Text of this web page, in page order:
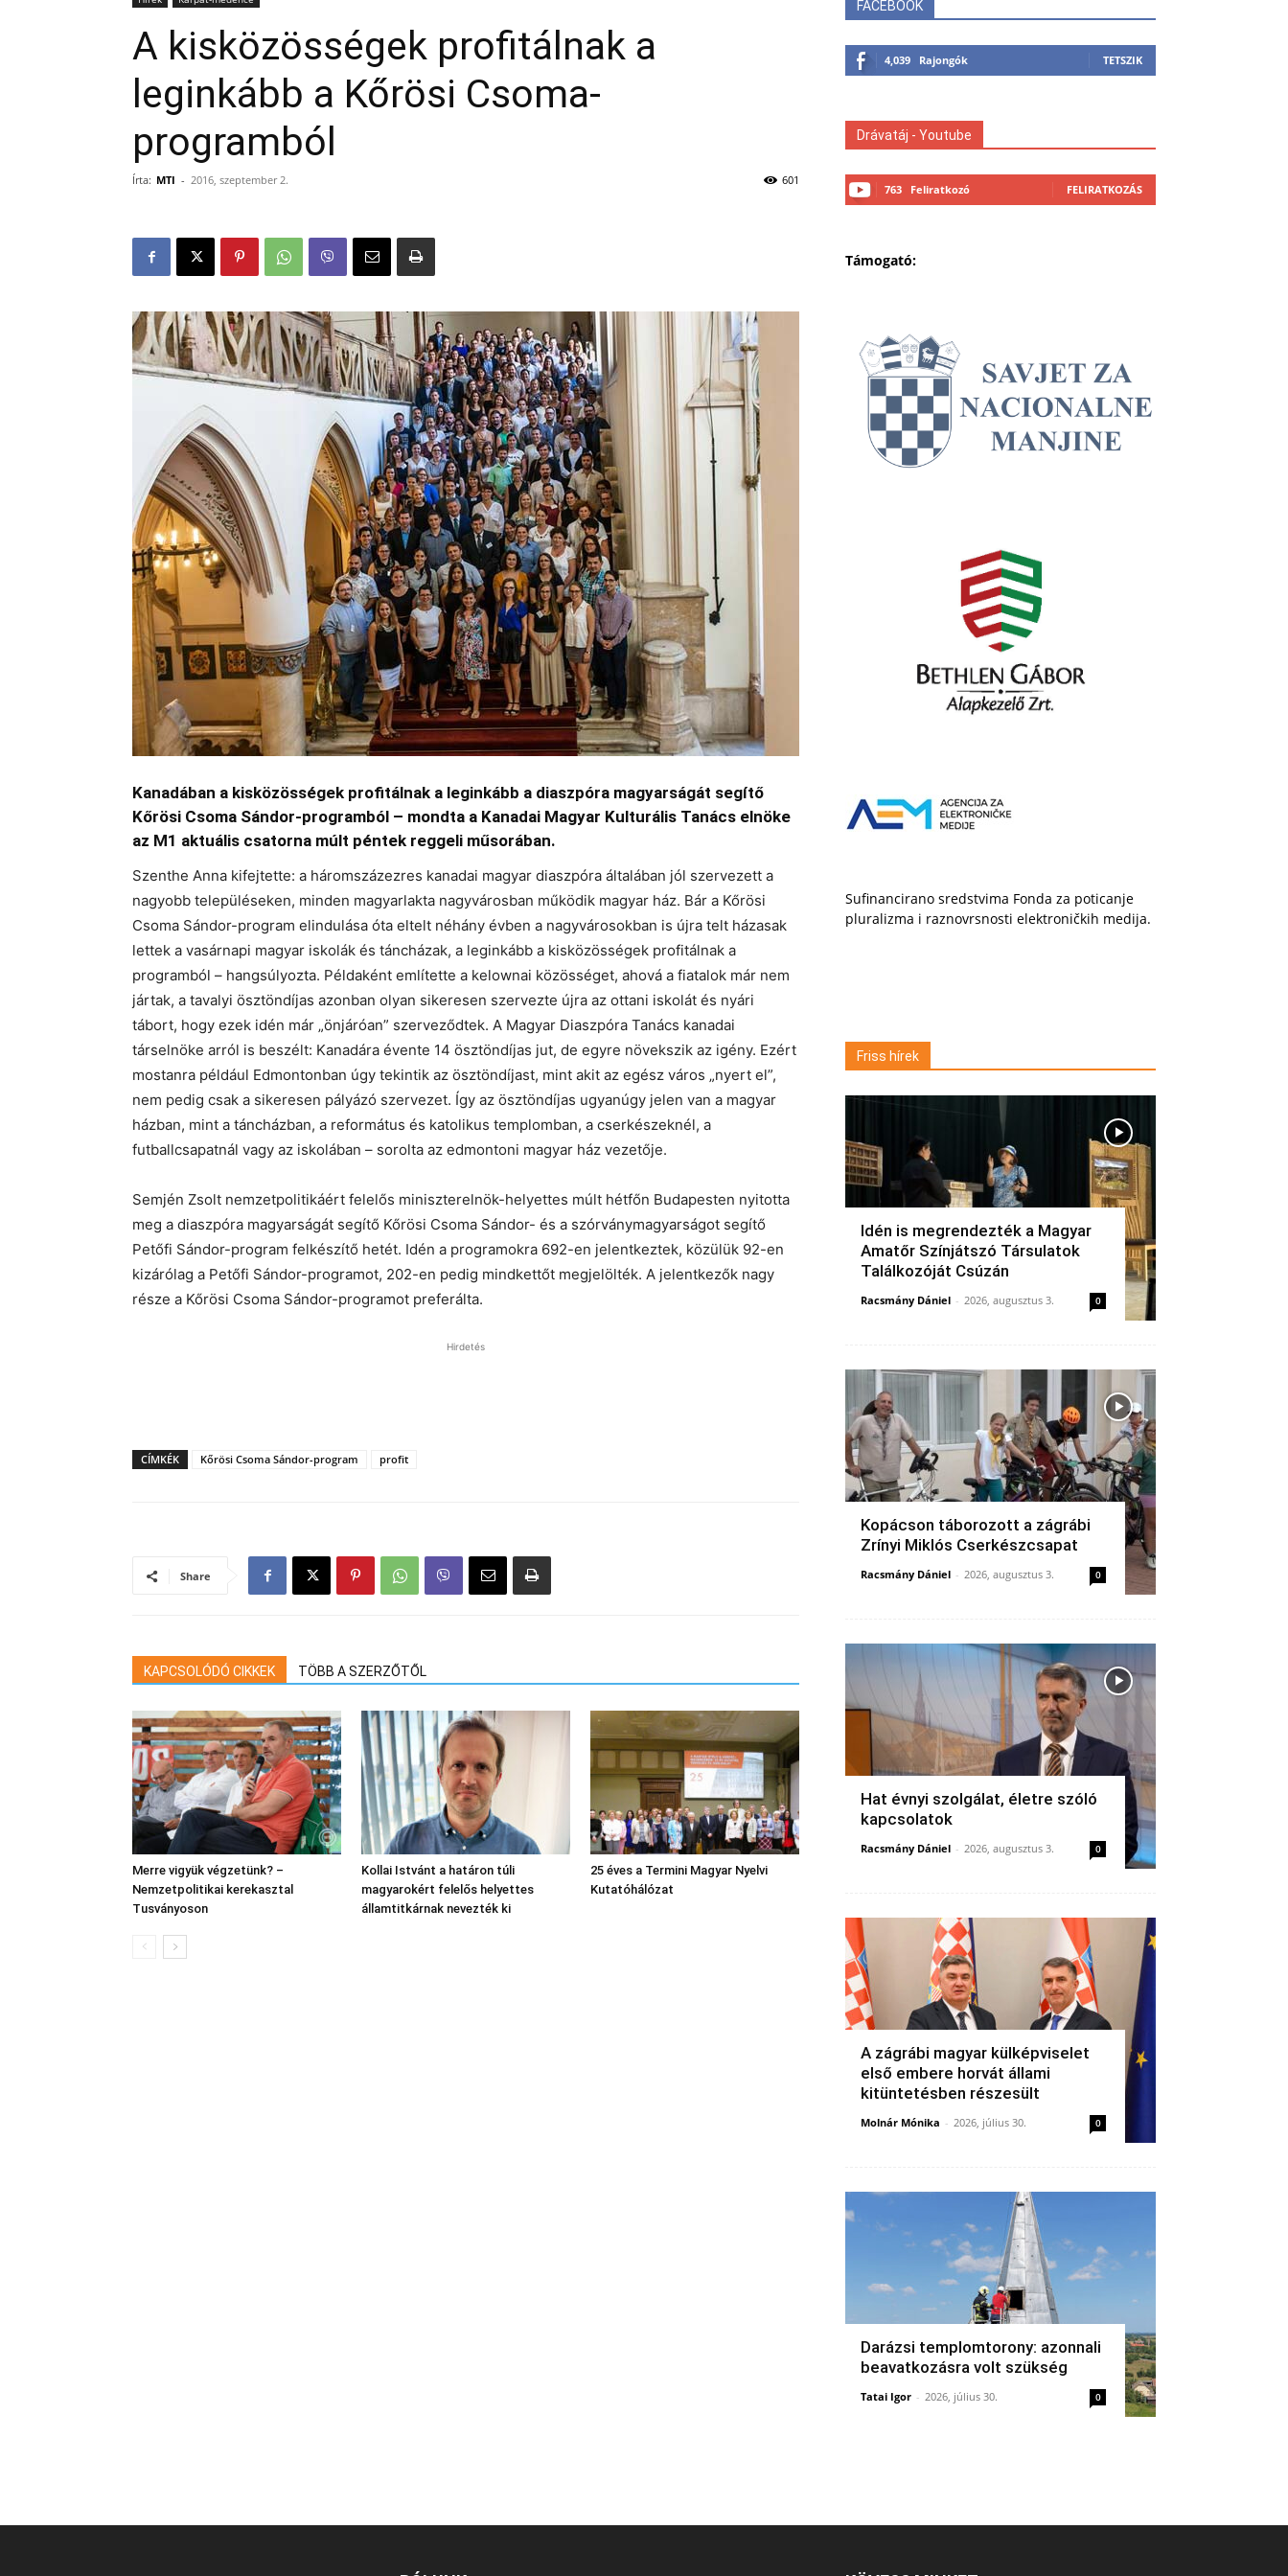
A kisközösségek profitálnak a
leginkább a Kőrösi Csoma-
programból
Írta: MTI - 2016, szeptember 2. 601
Kanadában a kisközösségek profitálnak a leginkább a diaszpóra magyarságát segítő
Kőrösi Csoma Sándor-programból – mondta a Kanadai Magyar Kulturális Tanács elnöke
az M1 aktuális csatorna múlt péntek reggeli műsorában.
Szenthe Anna kifejtette: a háromszázezres kanadai magyar diaszpóra általában jól szervezett a
nagyobb településeken, minden magyarlakta nagyvárosban működik magyar ház. Bár a Kőrösi
Csoma Sándor-program elindulása óta eltelt néhány évben a nagyvárosokban is újra telt házasak
lettek a vasárnapi magyar iskolák és táncházak, a leginkább a kisközösségek profitálnak a
programból – hangsúlyozta. Példaként említette a kelownai közösséget, ahová a fiatalok már nem
jártak, a tavalyi ösztöndíjas azonban olyan sikeresen szervezte újra az ottani iskolát és nyári
tábort, hogy ezek idén már „önjáróan” szerveződtek. A Magyar Diaszpóra Tanács kanadai
társelnöke arról is beszélt: Kanadára évente 14 ösztöndíjas jut, de egyre növekszik az igény. Ezért
mostanra például Edmontonban úgy tekintik az ösztöndíjast, mint akit az egész város „nyert el”,
nem pedig csak a sikeresen pályázó szervezet. Így az ösztöndíjas ugyanúgy jelen van a magyar
házban, mint a táncházban, a református és katolikus templomban, a cserkészeknél, a
futballcsapatnál vagy az iskolában – sorolta az edmontoni magyar ház vezetője.
Semjén Zsolt nemzetpolitikáért felelős miniszterelnök-helyettes múlt hétfőn Budapesten nyitotta
meg a diaszpóra magyarságát segítő Kőrösi Csoma Sándor- és a szórványmagyarságot segítő
Petőfi Sándor-program felkészítő hetét. Idén a programokra 692-en jelentkeztek, közülük 92-en
kizárólag a Petőfi Sándor-programot, 202-en pedig mindkettőt megjelölték. A jelentkezők nagy
része a Kőrösi Csoma Sándor-programot preferálta.
Hirdetés
CÍMKÉK Kőrösi Csoma Sándor-program profit
Share
KAPCSOLÓDÓ CIKKEK TÖBB A SZERZŐTŐL
Merre vigyük végzetünk? –
Nemzetpolitikai kerekasztal
Tusványoson
Kollai Istvánt a határon túli
magyarokért felelős helyettes
államtitkárnak nevezték ki
25 éves a Termini Magyar Nyelvi
Kutatóhálózat
FACEBOOK
4,039 Rajongók TETSZIK
Drávatáj - Youtube
763 Feliratkozó FELIRATKOZÁS
Támogató:
Sufinancirano sredstvima Fonda za poticanje
pluralizma i raznovrsnosti elektroničkih medija.
Friss hírek
Idén is megrendezték a Magyar
Amatőr Színjátszó Társulatok
Találkozóját Csúzán
Racsmány Dániel - 2026, augusztus 3. 0
Kopácson táborozott a zágrábi
Zrínyi Miklós Cserkészcsapat
Racsmány Dániel - 2026, augusztus 3. 0
Hat évnyi szolgálat, életre szóló
kapcsolatok
Racsmány Dániel - 2026, augusztus 3. 0
A zágrábi magyar külképviselet
első embere horvát állami
kitüntetésben részesült
Molnár Mónika - 2026, július 30. 0
Darázsi templomtorony: azonnali
beavatkozásra volt szükség
Tatai Igor - 2026, július 30. 0